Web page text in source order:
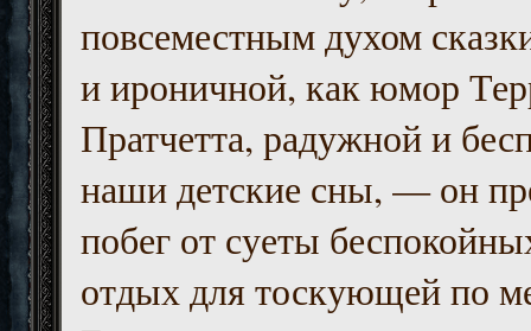
повсеместным духом
и ироничной, как юмор
Пратчетта, радужной и
наши детские сны, — он
побег от суеты
отдых для тоскующей по